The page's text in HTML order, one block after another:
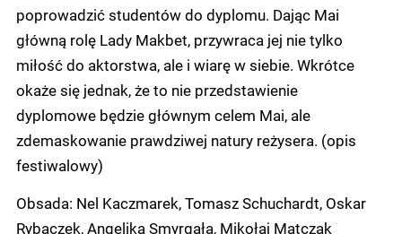
poprowadzić studentów do dyplomu. Dając Mai
główną rolę Lady Makbet, przywraca jej nie tylko
miłość do aktorstwa, ale i wiarę w siebie. Wkrótce
okaże się jednak, że to nie przedstawienie
dyplomowe będzie głównym celem Mai, ale
zdemaskowanie prawdziwej natury reżysera. (opis
festiwalowy)
Obsada: Nel Kaczmarek, Tomasz Schuchardt, Oskar
Rybaczek, Angelika Smyrgała, Mikołaj Matczak